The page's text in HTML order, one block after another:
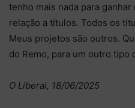
tenho mais nada para
relação a títulos. Todos os
Meus projetos são outros.
do Remo, para um outro tipo
O Liberal, 18/06/2025